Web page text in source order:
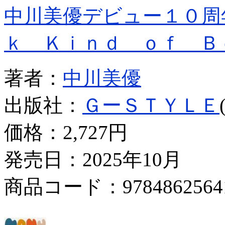
中川美優デビュー１０
ｋ Ｋｉｎｄ ｏｆ Ｂ
著者： 中川美優
出版社： ＧーＳＴＹＬＥ
価格： 2,727円
発売日：2025年10月
商品コード：